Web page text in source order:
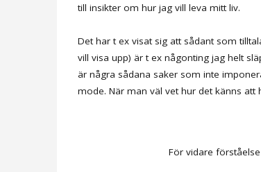
till insikter om hur jag vill leva mitt liv.
Det har t ex visat sig att sådant som
vill visa upp) är t ex någonting jag helt
är några sådana saker som inte
mode. När man väl vet hur det känns
För vidare